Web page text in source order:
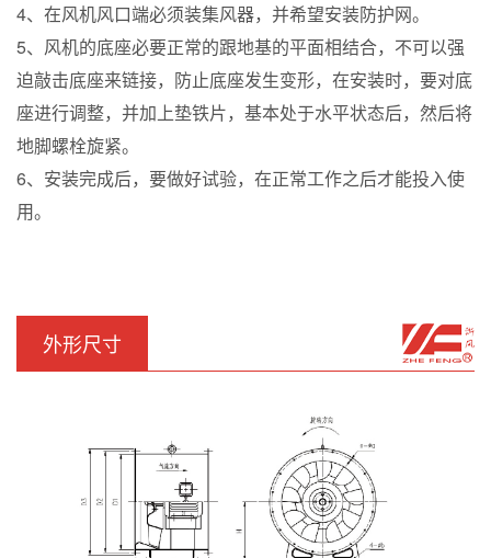
4、在风机风口端必须装集风器，并希望安装防护网。
5、风机的底座必要正常的跟地基的平面相结合，不可以强
迫敲击底座来链接，防止底座发生变形，在安装时，要对底
座进行调整，并加上垫铁片，基本处于水平状态后，然后将
地脚螺栓旋紧。
6、安装完成后，要做好试验，在正常工作之后才能投入使
用。
外形尺寸